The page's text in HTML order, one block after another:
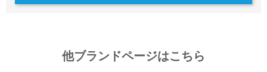
他ブランドページはこちら